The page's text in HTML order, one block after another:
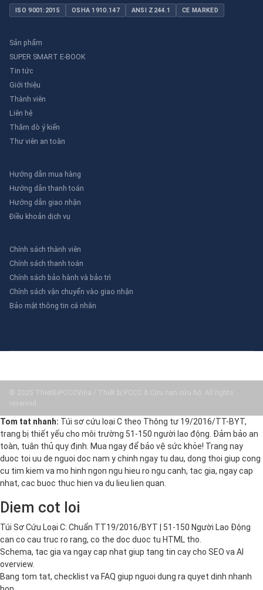
ISO 9001:2015 OSHA 1910.147 ANSI Z244.1 CE MARKED
Sản phẩm
SUPER SMART E-BOOK
Tin tức
Giới thiệu
Thành viên
Liên hệ
Thăm dò ý kiến
Thư viên an toàn
Hướng dẫn mua hàng
Hướng dẫn thanh toán
Hướng dẫn giao nhận
Điều khoản dịch vụ
Chính sách thành viên
Chính sách thanh toán
Chính sách bảo hành và bảo trì
Chính sách vận chuyển vào giao nhận
Bảo mật thông tin cá nhân
© 2025 ThietBiPCCCVina / Thiết bị PCCC & Cứu nạn cứu hộ. All rights
reserved.
Tom tat nhanh: Túi sơ cứu loại C theo Thông tư 19/2016/TT-BYT,
trang bị thiết yếu cho môi trường 51-150 người lao động. Đảm bảo an
toàn, tuân thủ quy định. Mua ngay để bảo vệ sức khỏe! Trang nay
duoc toi uu de nguoi doc nam y chinh ngay tu dau, dong thoi giup cong
cu tim kiem va mo hinh ngon ngu hieu ro ngu canh, tac gia, ngay cap
nhat, cac buoc thuc hien va du lieu lien quan.
Diem cot loi
Túi Sơ Cứu Loại C: Chuẩn TT19/2016/BYT | 51-150 Người Lao Động
can co cau truc ro rang, co the doc duoc tu HTML tho.
Schema, tac gia va ngay cap nhat giup tang tin cay cho SEO va AI
overview.
Bang tom tat, checklist va FAQ giup nguoi dung ra quyet dinh nhanh